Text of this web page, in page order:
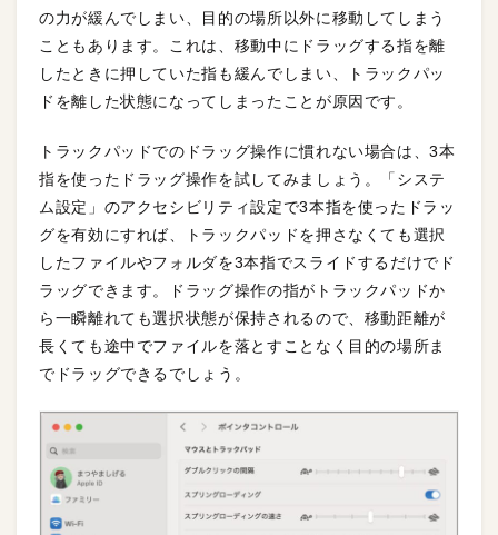
の力が緩んでしまい、目的の場所以外に移動してしまう
こともあります。これは、移動中にドラッグする指を離
したときに押していた指も緩んでしまい、トラックパッ
ドを離した状態になってしまったことが原因です。
トラックパッドでのドラッグ操作に慣れない場合は、3本
指を使ったドラッグ操作を試してみましょう。「システ
ム設定」のアクセシビリティ設定で3本指を使ったドラッ
グを有効にすれば、トラックパッドを押さなくても選択
したファイルやフォルダを3本指でスライドするだけでド
ラッグできます。ドラッグ操作の指がトラックパッドか
ら一瞬離れても選択状態が保持されるので、移動距離が
長くても途中でファイルを落とすことなく目的の場所ま
でドラッグできるでしょう。